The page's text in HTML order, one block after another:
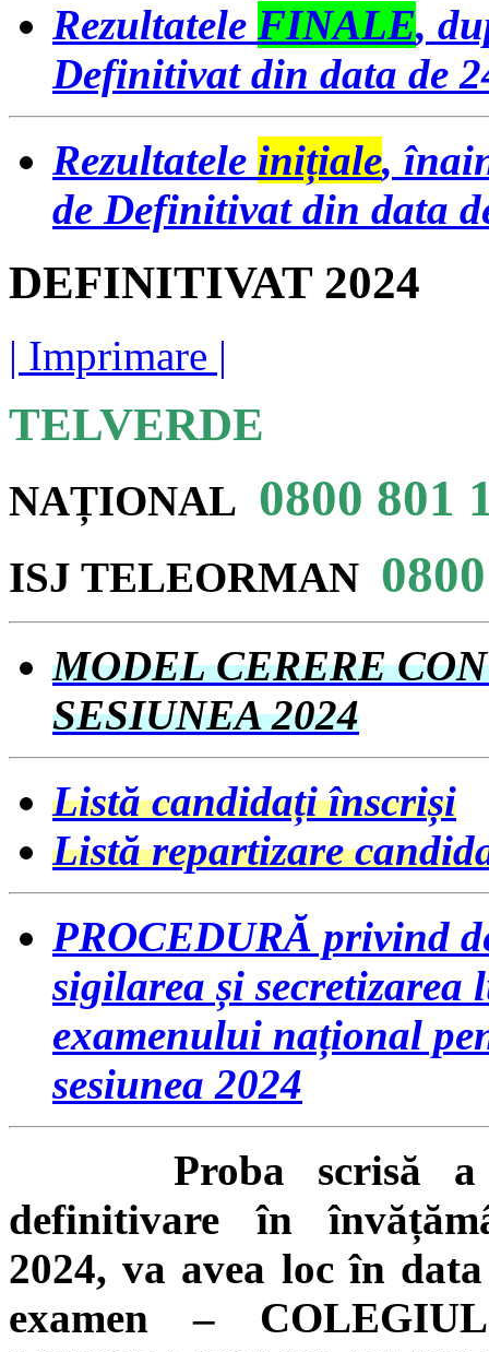
Rezultatele FINALE,
Definitivat din data de
Rezultatele inițiale,
de Definitivat din data
DEFINITIVAT 2024
| Imprimare |
TELVERDE
NAȚIONAL 0800 801
ISJ TELEORMAN
MODEL CERERE
SESIUNEA 2024
Listă candidați înscriși
Listă repartizare
PROCEDURĂ privind
sigilarea și
examenului național
sesiunea 2024
Proba scrisă a
definitivare în
2024, va avea loc în
examen –